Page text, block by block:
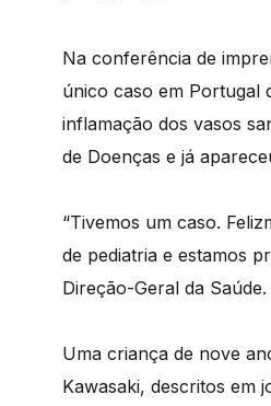
Na conferência de
único caso em Portugal
inflamação dos vasos
de Doenças e já
“Tivemos um caso.
de pediatria e estamos
Direção-Geral da Saúde.
Uma criança de nove
Kawasaki, descritos em